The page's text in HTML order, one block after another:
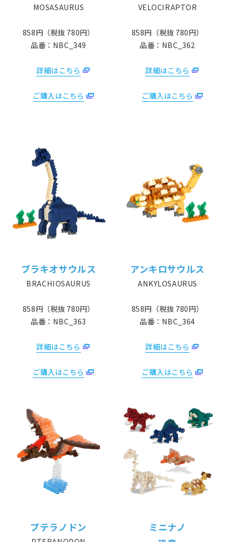
MOSASAURUS
858円（税抜 780円）
品番：NBC_349
詳細はこちら
ご購入はこちら
VELOCIRAPTOR
858円（税抜 780円）
品番：NBC_362
詳細はこちら
ご購入はこちら
ブラキオサウルス
BRACHIOSAURUS
858円（税抜 780円）
品番：NBC_363
詳細はこちら
ご購入はこちら
アンキロサウルス
ANKYLOSAURUS
858円（税抜 780円）
品番：NBC_364
詳細はこちら
ご購入はこちら
プテラノドン
ミニナノ